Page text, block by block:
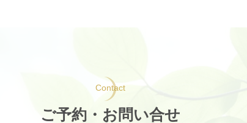
Contact
ご予約・お問い合せ